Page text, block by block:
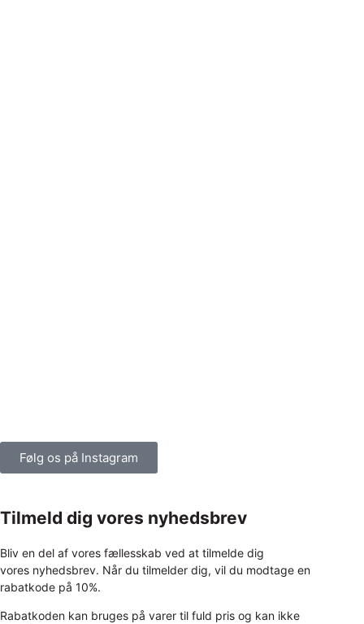
Følg os på Instagram
Tilmeld dig vores nyhedsbrev
Bliv en del af vores fællesskab ved at tilmelde dig
vores nyhedsbrev. Når du tilmelder dig, vil du modtage en
rabatkode på 10%.
Rabatkoden kan bruges på varer til fuld pris og kan ikke